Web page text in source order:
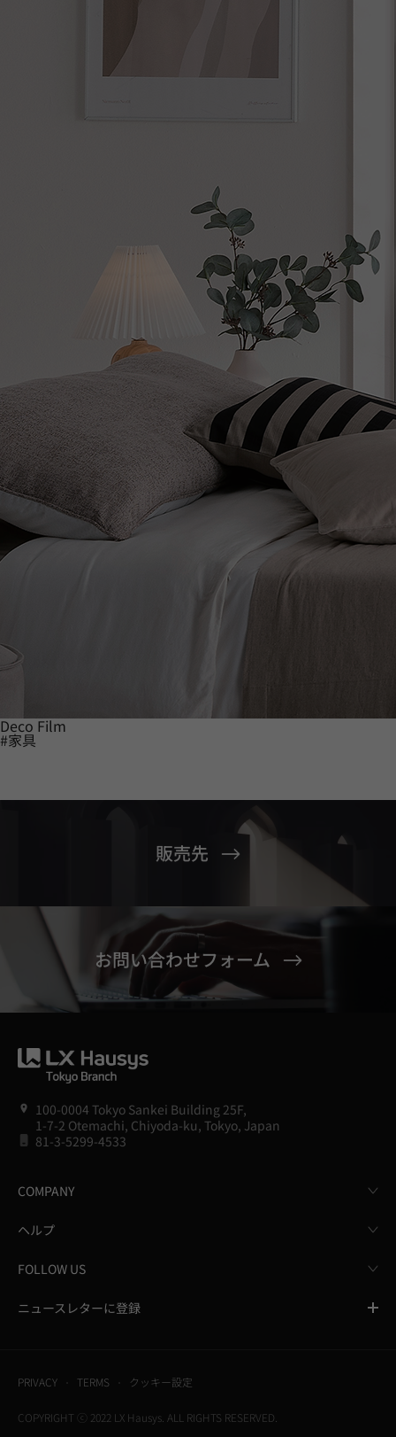
Deco Film
#家具
販売先
お問い合わせフォーム
100-0004 Tokyo Sankei Building 25F,
1-7-2 Otemachi, Chiyoda-ku, Tokyo, Japan
81-3-5299-4533
COMPANY
ヘルプ
FOLLOW US
ニュースレターに登録
PRIVACY TERMS クッキー設定
COPYRIGHT ⓒ 2022 LX Hausys. ALL RIGHTS RESERVED.